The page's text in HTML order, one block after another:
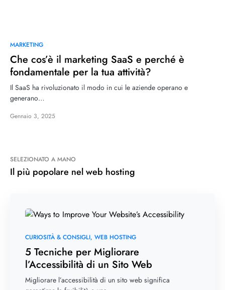
MARKETING
Che cos’è il marketing SaaS e perché è
fondamentale per la tua attività?
Il SaaS ha rivoluzionato il modo in cui le aziende operano e
generano…
Gennaio 3, 2025
SELEZIONATO A MANO
Il più popolare nel web hosting
CURIOSITÀ & CONSIGLI WEB HOSTING
5 Tecniche per Migliorare
l’Accessibilità di un Sito Web
Migliorare l’accessibilità di un sito web significa